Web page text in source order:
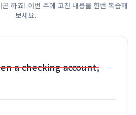
하죠! 이번 주에 고친 내용을 한번 복습해
보세요.
a checking account,